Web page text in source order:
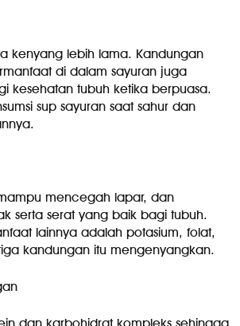
kenyang lebih lama. Kandungan
di dalam sayuran juga
kesehatan tubuh ketika berpuasa.
sup sayuran saat sahur dan
mencegah lapar, dan
serta serat yang baik bagi tubuh.
lainnya adalah potasium, folat,
kandungan itu mengenyangkan.